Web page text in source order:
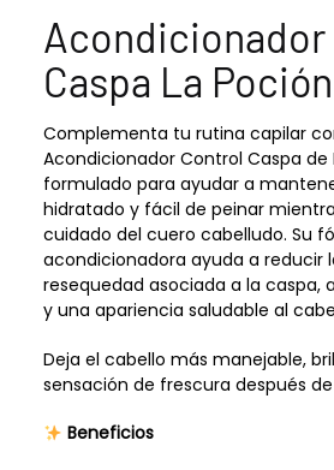
Acondicionador
Caspa La Poción
Complementa tu rutina capilar
Acondicionador Control Caspa de
formulado para ayudar a
hidratado y fácil de peinar
cuidado del cuero cabelludo. Su
acondicionadora ayuda a reducir
resequedad asociada a la caspa,
y una apariencia saludable al
Deja el cabello más manejable,
sensación de frescura después
Beneficios